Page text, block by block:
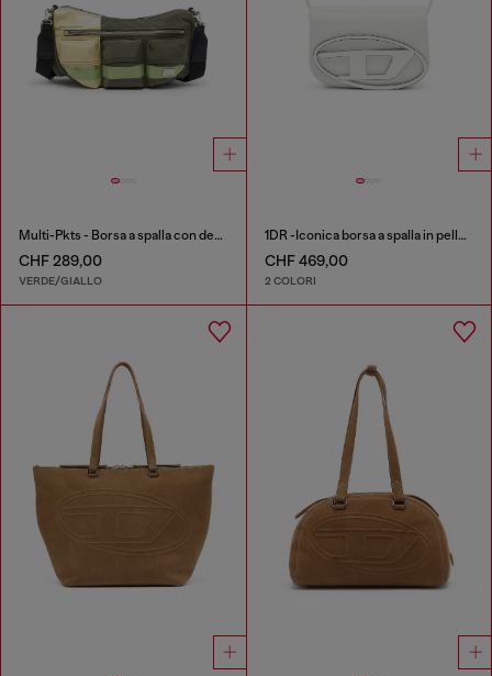
Multi-Pkts - Borsa a spalla con design color block
CHF 289,00
VERDE/GIALLO
1DR -Iconica borsa a spalla in pelle con charms sul manico
CHF 469,00
2 COLORI